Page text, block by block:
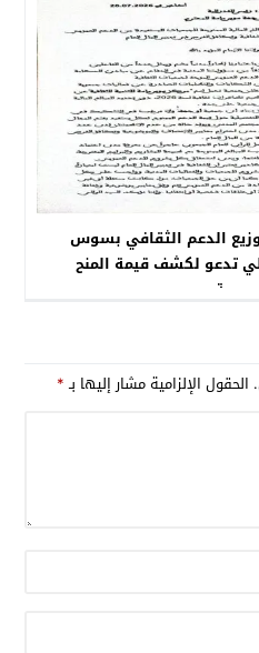
الدعم الثقافي بسوس
تدعو لكشف قيمة المنح
الحقول الإلزامية مشار إليها بـ*